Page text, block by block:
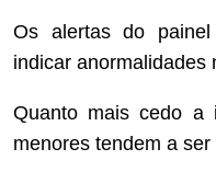
Os alertas do painel
indicar anormalidades
Quanto mais cedo a
menores tendem a ser